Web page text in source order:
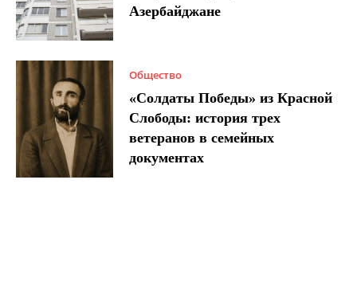
Азербайджане
Общество
«Солдаты Победы» из Красной
Слободы: история трех
ветеранов в семейных
документах